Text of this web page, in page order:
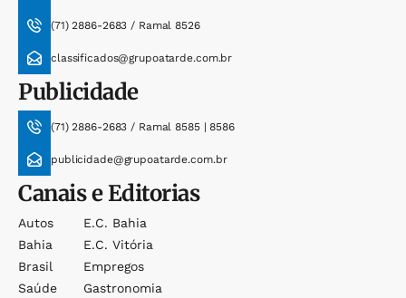
(71) 2886-2683 / Ramal 8526
classificados@grupoatarde.com.br
Publicidade
(71) 2886-2683 / Ramal 8585 | 8586
publicidade@grupoatarde.com.br
Canais e Editorias
Autos
Bahia
Brasil
Saúde
E.c. Bahia
E.c. Vitória
Empregos
Gastronomia